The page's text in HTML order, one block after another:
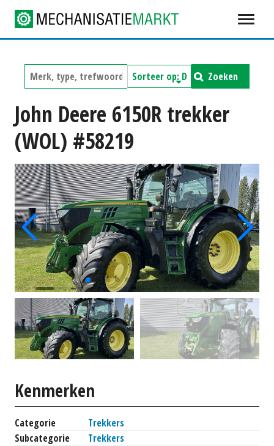
Zoeken
John Deere 6150R trekker
(WOL) #58219
Kenmerken
Categorie
Trekkers
Subcategorie
Trekkers